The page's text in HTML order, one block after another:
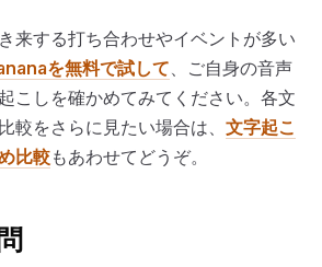
来する打ち合わせやイベントが多い
を無料で試して、ご自身の音声
こしを確かめてみてください。各文
較をさらに見たい場合は、 文字起こ
比較もあわせてどうぞ。